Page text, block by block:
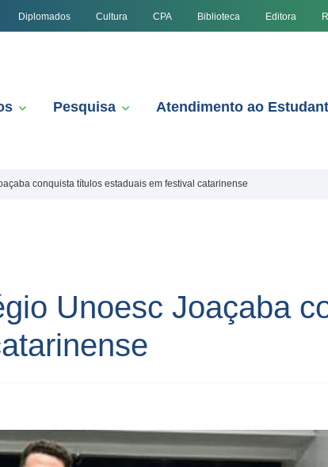
Diplomados Cultura CPA Biblioteca Editora
Pesquisa Atendimento ao
conquista títulos estaduais em festival catarinense
Unoesc Joaçaba